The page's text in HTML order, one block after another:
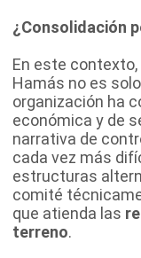
¿Consolidación
En este
Hamás no es
organización ha
económica y de
narrativa de
cada vez más
estructuras
comité
que atienda las
terreno.